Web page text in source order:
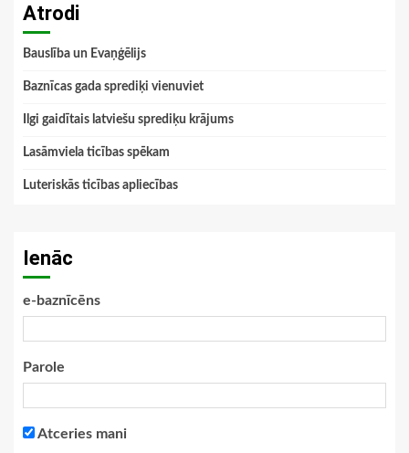
Atrodi
Bauslība un Evaņģēlijs
Baznīcas gada sprediķi vienuviet
Ilgi gaidītais latviešu sprediķu krājums
Lasāmviela ticības spēkam
Luteriskās ticības apliecības
Ienāc
e-baznīcēns
Parole
Atceries mani